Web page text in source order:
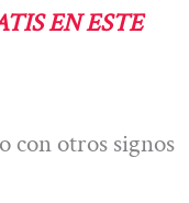
EN ESTE
con otros signos